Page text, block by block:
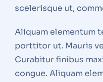
scelerisque ut,
Aliquam elementum
porttitor ut. Mauris
Curabitur finibus
congue. Aliquam